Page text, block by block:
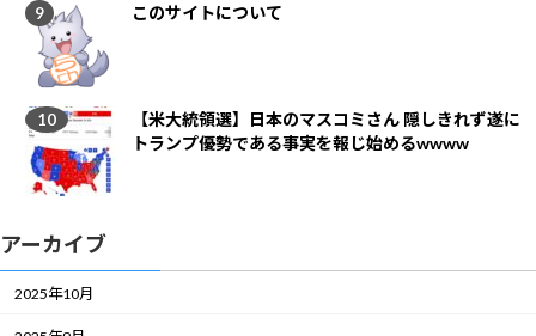
このサイトについて
【米大統領選】日本のマスコミさん 隠しきれず遂に
トランプ優勢である事実を報じ始めるwwww
アーカイブ
2025年10月